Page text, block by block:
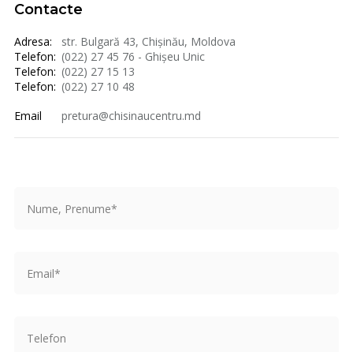
Contacte
Adresa:
str. Bulgară 43, Chișinău, Moldova
Telefon: (022) 27 45 76 - Ghișeu Unic
Telefon: (022) 27 15 13
Telefon: (022) 27 10 48
Email
pretura@chisinaucentru.md